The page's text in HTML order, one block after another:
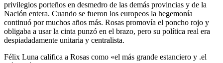
privilegios porteños en desmedro de las demás provincias y de la
Nación entera. Cuando se fueron los europeos la hegemonía
continuó por muchos años más. Rosas promovía el poncho rojo y
obligaba a usar la cinta punzó en el brazo, pero su política real era
despiadadamente unitaria y centralista.
Félix Luna califica a Rosas como «el más grande estanciero y .el